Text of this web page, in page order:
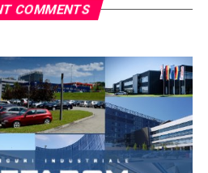
COMMENTS